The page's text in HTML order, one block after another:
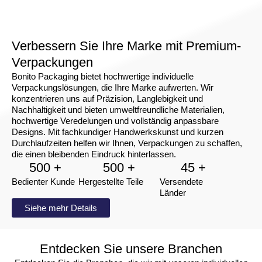
müssen, wie z. B. Parfüms,
Hautpflegeprodukte und Lebensmittel.
Leichte Zugänglichkeit
Schaukästen mit Staubschutzklappen sind so
konzipiert, dass sie einen leichten Zugang zu
den Produkten ermöglichen. Die Klappen
können schnell geöffnet oder geschlossen
werden, so dass die Kunden leicht mit Ihrem
Produkt interagieren können, während der
Schutz erhalten bleibt, wenn die Box
geschlossen ist.
Anpassbare Designs
Wir bei Bonito Packaging sind uns bewusst,
dass das Branding der Schlüssel zur
Schaffung einer starken Kundenbindung ist.
Deshalb bieten wir vollständig anpassbare
Displayboxen mit Staubklappen an. Von der
Branding können unsere Schachteln genau auf
Ihre Spezifikationen zugeschnitten werden,
Verbessern Sie Ihre Marke mit Premium-
Verpackungen
Bonito Packaging bietet hochwertige individuelle
Verpackungslösungen, die Ihre Marke aufwerten. Wir
konzentrieren uns auf Präzision, Langlebigkeit und
Nachhaltigkeit und bieten umweltfreundliche Materialien,
hochwertige Veredelungen und vollständig anpassbare
Designs. Mit fachkundiger Handwerkskunst und kurzen
Durchlaufzeiten helfen wir Ihnen, Verpackungen zu schaffen,
die einen bleibenden Eindruck hinterlassen.
500 +
Bedienter Kunde
500 +
Hergestellte Teile
45 +
Versendete
Länder
Siehe mehr Details
Entdecken Sie unsere Branchen